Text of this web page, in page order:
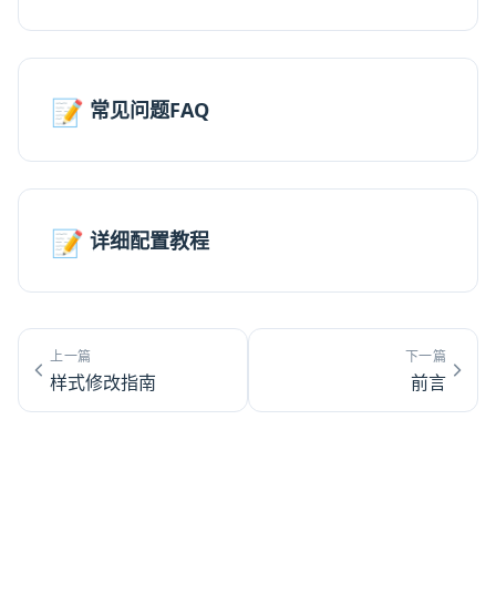
📝 常见问题FAQ
📝 详细配置教程
上一篇
样式修改指南
下一篇
前言